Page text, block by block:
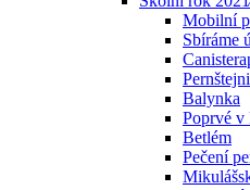
Mobilní
Sbíráme
Pernštejni
Balynka
Poprvé v
Betlém
Pečení